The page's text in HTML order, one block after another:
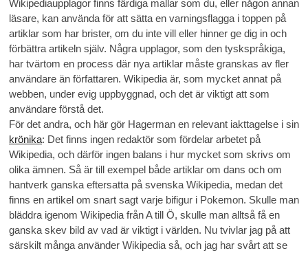
Wikipediaupplagor finns färdiga mallar som du, eller någon annan
läsare, kan använda för att sätta en varningsflagga i toppen på
artiklar som har brister, om du inte vill eller hinner ge dig in och
förbättra artikeln själv. Några upplagor, som den tyskspråkiga,
har tvärtom en process där nya artiklar måste granskas av fler
användare än författaren. Wikipedia är, som mycket annat på
webben, under evig uppbyggnad, och det är viktigt att som
användare förstå det.
För det andra, och här gör Hagerman en relevant iakttagelse i sin
krönika: Det finns ingen redaktör som fördelar arbetet på
Wikipedia, och därför ingen balans i hur mycket som skrivs om
olika ämnen. Så är till exempel både artiklar om dans och om
hantverk ganska eftersatta på svenska Wikipedia, medan det
finns en artikel om snart sagt varje bifigur i Pokemon. Skulle man
bläddra igenom Wikipedia från A till Ö, skulle man alltså få en
ganska skev bild av vad är viktigt i världen. Nu tvivlar jag på att
särskilt många använder Wikipedia så, och jag har svårt att se